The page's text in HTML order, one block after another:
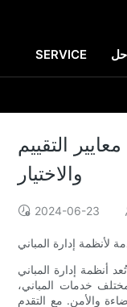
SERVICE حل
التقييم
والاختيار
2024-06-23
لأنظمة إدارة المباني
تُعد أنظمة إدارة المباني (BMS) جزءًا أساسيًا من البنية التحتية للمباني
خدمات المباني،
والأمن. مع التقدم